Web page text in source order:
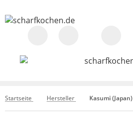
Startseite Hersteller Kasumi (Japan)